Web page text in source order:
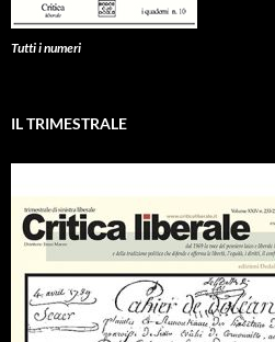
Tutti i numeri
IL TRIMESTRALE